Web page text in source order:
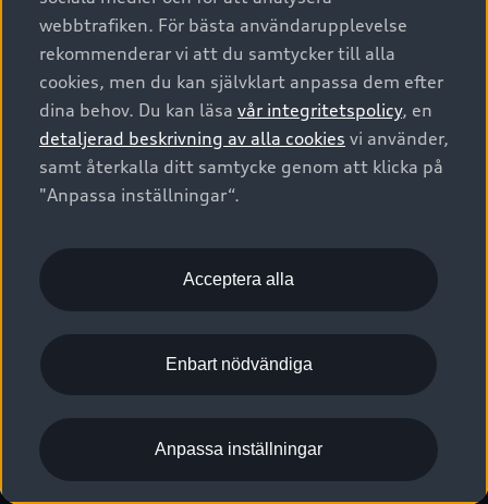
Audi Sport
Audi approved :plus - så gott som nya
Finansiering
Audi exclusive
Provkörning
Garantier
Försäkring
Digitala manualer för din Audi
Audi Collection – livsstilsartiklar
Vanliga frågor
2G/3G nätet stängs ned - Hur påverkas min bil av detta?
Business lease online
Företagsleasing
Kontakta oss
Audi Återförsäljare/-serviceverkstad
myAudi
Pressmeddelanden
Nyhetsbrev
Vårt hållbarhetsarbete
Lediga tjänster huvudkontor
Lediga tjänster hos Audi Återförsäljare
Kommentar till mediauppgifter om dataläcka
© 2026 AUDI SVERIGE. All Rights Reserved.
Utgivare Juridiskt
Juridiskt Audi AG
Juridiskt Audi Digital Giveaway
Anpassa inställningar för cookies
Visselblåsarkanaler
webbtrafiken. För bästa användarupplevelse
rekommenderar vi att du samtycker till alla
cookies, men du kan självklart anpassa dem efter
dina behov. Du kan läsa vår integritetspolicy, en
detaljerad beskrivning av alla cookies vi använder,
samt återkalla ditt samtycke genom att klicka på
"Anpassa inställningar“.
Acceptera alla
Enbart nödvändiga
Anpassa inställningar